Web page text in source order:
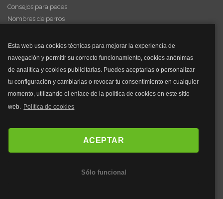
Esta web usa cookies técnicas para mejorar la experiencia de
navegación y permitir su correcto funcionamiento, cookies anónimas
de analítica y cookies publicitarias. Puedes aceptarlas o personalizar
tu configuración y cambiarlas o revocar tu consentimiento en cualquier
momento, utilizando el enlace de la política de cookies en este sitio
web. Política de cookies
ACEPTAR
Sólo funcional
Consejos para peces
Nombres de perros
y mucho más...